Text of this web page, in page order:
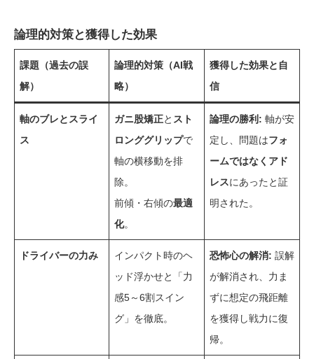
論理的対策と獲得した効果
課題（過去の誤
解）
論理的対策（AI戦
略）
獲得した効果と自
信
軸のブレとスライ
ス
ガニ股矯正と スト
ロンググリップで
軸の横移動を排
除。
前傾・右傾の最適
化。
論理の勝利: 軸が安
定し、問題はフォ
ームではなくアド
レスにあったと証
明された。
ドライバーの力み
インパクト時のヘ
ッド浮かせと「力
感5～6割スイン
グ」を徹底。
恐怖心の解消: 誤解
が解消され、力ま
ずに想定の飛距離
を獲得し戦力に復
帰。